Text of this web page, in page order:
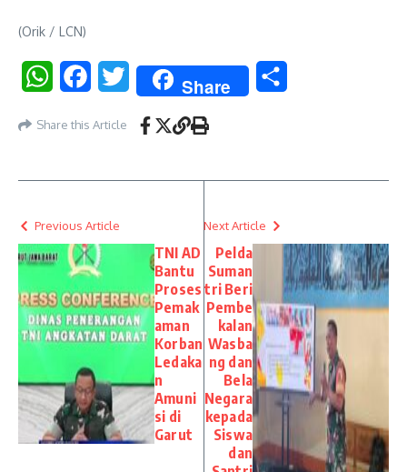
(Orik / LCN)
WhatsAppFacebookTwitter Share
Share this Article
Previous Article
TNI AD
Bantu
Proses
Pemak
aman
Korban
Ledaka
n
Amuni
si di
Garut
Next Article
Pelda
Suman
tri Beri
Pembe
kalan
Wasba
ng dan
Bela
Negara
kepada
Siswa
dan